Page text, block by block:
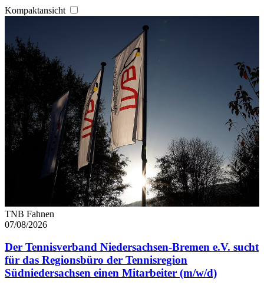
Kompaktansicht
TNB Fahnen
07/08/2026
Der Tennisverband Niedersachsen-Bremen e.V. sucht
für das Regionsbüro der Tennisregion
Südniedersachsen einen Mitarbeiter (m/w/d)